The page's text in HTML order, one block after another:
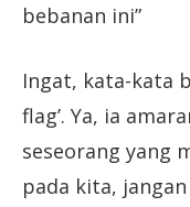
bebanan ini”
Ingat, kata-kata
flag’. Ya, ia
seseorang yang
pada kita,